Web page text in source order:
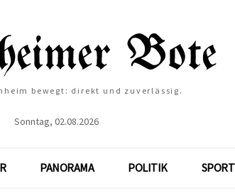
bewegt: direkt und zuverlässig.
Sonntag, 02.08.2026
PANORAMA POLITIK SPORT